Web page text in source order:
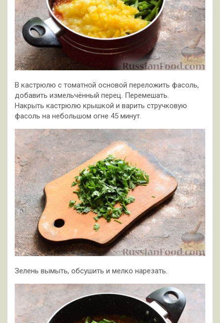
В кастрюлю с томатной основой переложить фасоль,
добавить измельчённый перец. Перемешать.
Накрыть кастрюлю крышкой и варить стручковую
фасоль на небольшом огне 45 минут.
Зелень вымыть, обсушить и мелко нарезать.